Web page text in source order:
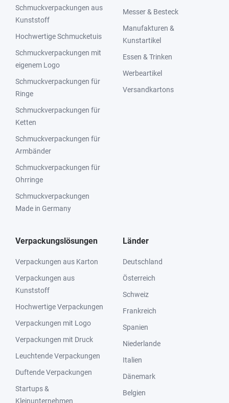
Schmuckverpackungen aus
Kunststoff
Hochwertige Schmucketuis
Schmuckverpackungen mit
eigenem Logo
Schmuckverpackungen für
Ringe
Schmuckverpackungen für
Ketten
Schmuckverpackungen für
Armbänder
Schmuckverpackungen für
Ohrringe
Schmuckverpackungen
Made in Germany
Messer & Besteck
Manufakturen &
Kunstartikel
Essen & Trinken
Werbeartikel
Versandkartons
Verpackungslösungen
Verpackungen aus Karton
Verpackungen aus
Kunststoff
Hochwertige Verpackungen
Verpackungen mit Logo
Verpackungen mit Druck
Leuchtende Verpackungen
Duftende Verpackungen
Startups &
Kleinunternehmen
Länder
Deutschland
Österreich
Schweiz
Frankreich
Spanien
Niederlande
Italien
Dänemark
Belgien